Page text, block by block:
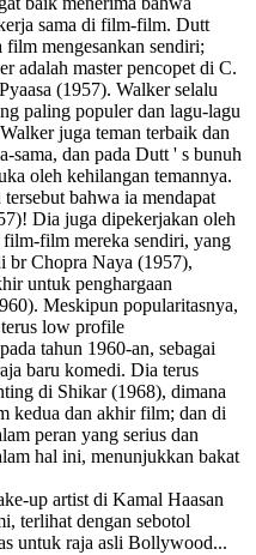
sama di film-film. Dutt
film mengesankan sendiri;
adalah master pencopet di C.
(1957). Walker selalu
paling populer dan lagu-lagu
juga teman terbaik dan
sama, dan pada Dutt ' s bunuh
oleh kehilangan temannya.
bahwa ia mendapat
Dia juga dipekerjakan oleh
film mereka sendiri, yang
br Chopra Naya (1957),
untuk penghargaan
Meskipun popularitasnya,
low profile
tahun 1960-an, sebagai
baru komedi. Dia terus
di Shikar (1968), dimana
kedua dan akhir film; dan di
peran yang serius dan
hal ini, menunjukkan bakat
up artist di Kamal Haasan
terlihat dengan sebotol
untuk raja asli Bollywood...